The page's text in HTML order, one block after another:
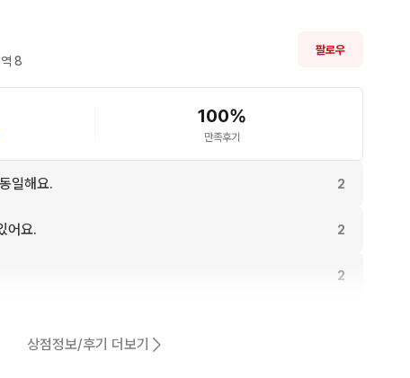
역 8
팔로우
100%
만족후기
일해요. 2
어요. 2
2
상점정보/후기 더보기